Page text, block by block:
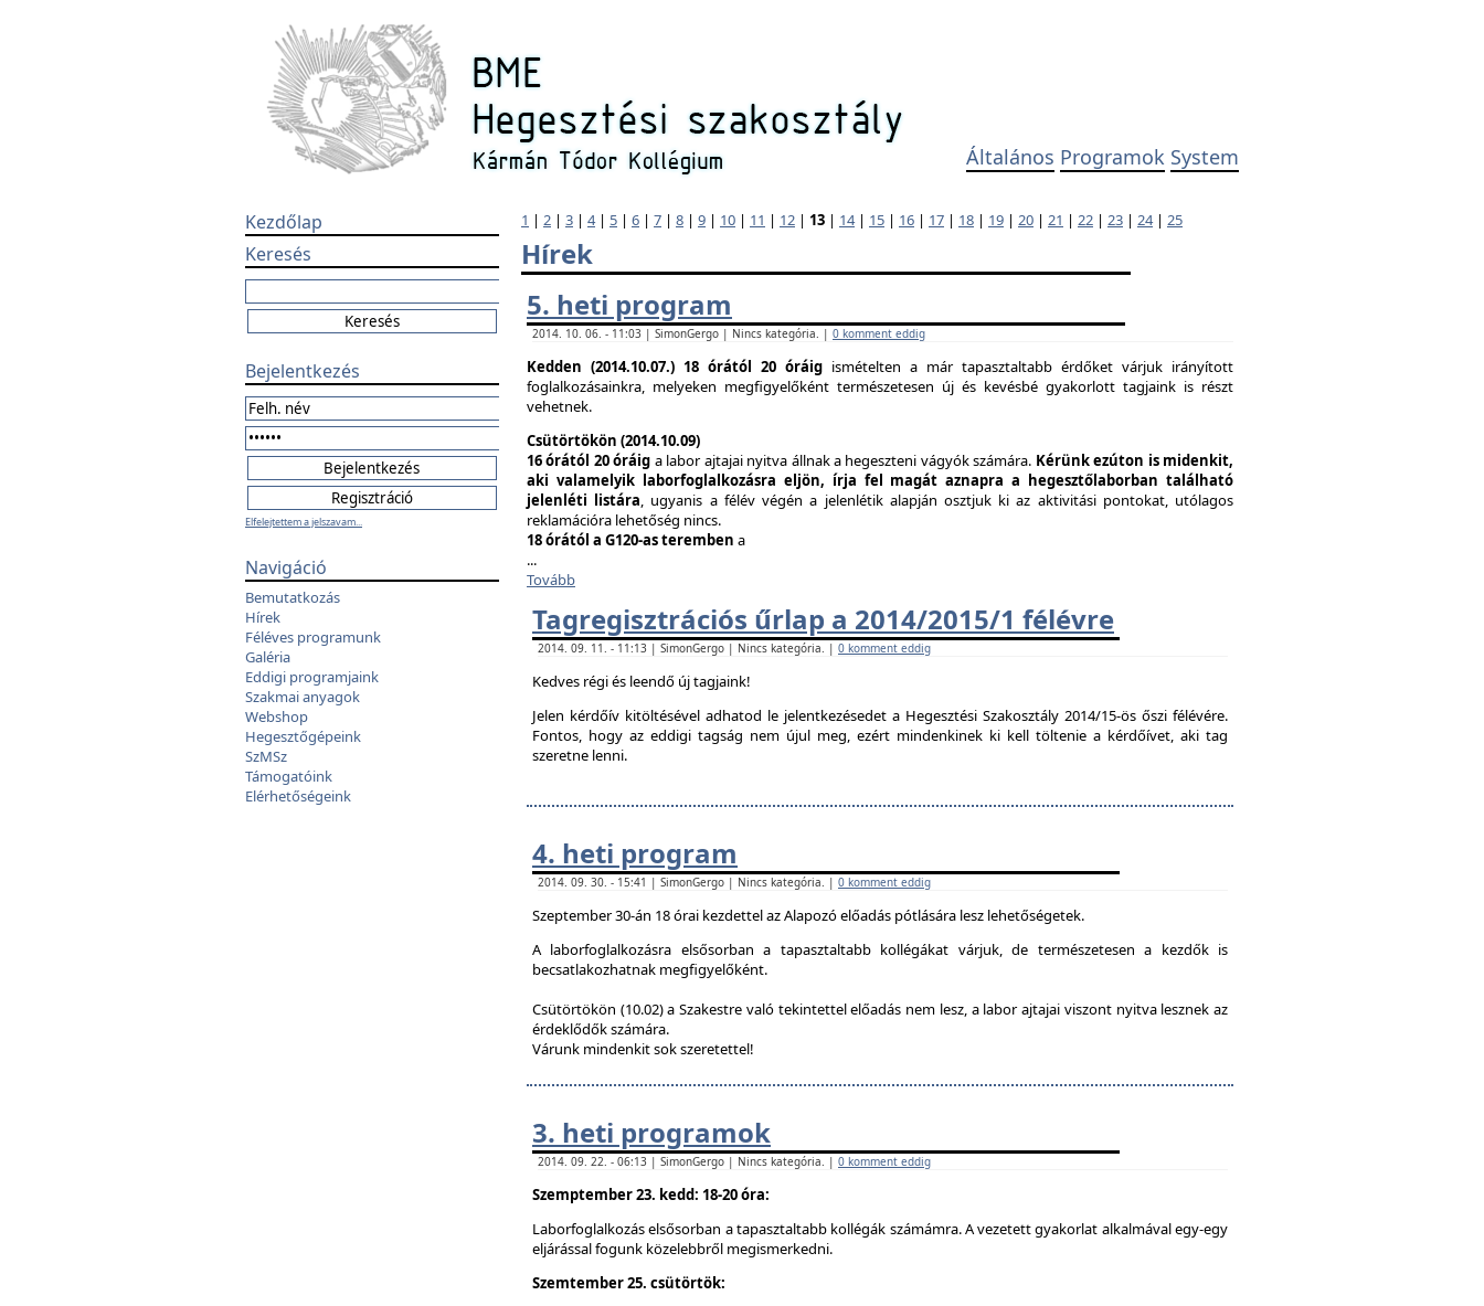
Általános Programok System
Kezdőlap
Keresés
Bejelentkezés
Elfelejtettem a jelszavam...
Navigáció
Bemutatkozás
Hírek
Féléves programunk
Galéria
Eddigi programjaink
Szakmai anyagok
Webshop
Hegesztőgépeink
SzMSz
Támogatóink
Elérhetőségeink
1 | 2 | 3 | 4| 5 | 6 | 7 | 8 | 9 | 10 | 11 | 12 | 13 | 14| 15 | 16 | 17 | 18 | 19 | 20 | 21 | 22 | 23 | 24| 25
Hírek
5. heti program
2014. 10. 06. - 11:03 | SimonGergo | Nincs kategória. | 0 komment eddig
Kedden (2014.10.07.) 18 órától 20 óráig ismételten a már tapasztaltabb érdőket várjuk irányított
foglalkozásainkra, melyeken megfigyelőként természetesen új és kevésbé gyakorlott tagjaink is részt
vehetnek.
Csütörtökön (2014.10.09)
16 órától 20 óráig a labor ajtajai nyitva állnak a hegeszteni vágyók számára. Kérünk ezúton is midenkit,
aki valamelyik laborfoglalkozásra eljön, írja fel magát aznapra a hegesztőlaborban található
jelenléti listára, ugyanis a félév végén a jelenlétik alapján osztjuk ki az aktivitási pontokat, utólagos
reklamációra lehetőség nincs.
18 órától a G120-as teremben a
...
Tovább
Tagregisztrációs űrlap a 2014/2015/1 félévre
2014. 09. 11. - 11:13 | SimonGergo | Nincs kategória. | 0 komment eddig
Kedves régi és leendő új tagjaink!
Jelen kérdőív kitöltésével adhatod le jelentkezésedet a Hegesztési Szakosztály 2014/15-ös őszi félévére.
Fontos, hogy az eddigi tagság nem újul meg, ezért mindenkinek ki kell töltenie a kérdőívet, aki tag
szeretne lenni.
4. heti program
2014. 09. 30. - 15:41 | SimonGergo | Nincs kategória. | 0 komment eddig
Szeptember 30-án 18 órai kezdettel az Alapozó előadás pótlására lesz lehetőségetek.
A laborfoglalkozásra elsősorban a tapasztaltabb kollégákat várjuk, de természetesen a kezdők is
becsatlakozhatnak megfigyelőként.
Csütörtökön (10.02) a Szakestre való tekintettel előadás nem lesz, a labor ajtajai viszont nyitva lesznek az
érdeklődők számára.
Várunk mindenkit sok szeretettel!
3. heti programok
2014. 09. 22. - 06:13 | SimonGergo | Nincs kategória. | 0 komment eddig
Szemptember 23. kedd: 18-20 óra:
Laborfoglalkozás elsősorban a tapasztaltabb kollégák számámra. A vezetett gyakorlat alkalmával egy-egy
eljárással fogunk közelebbről megismerkedni.
Szemtember 25. csütörtök: